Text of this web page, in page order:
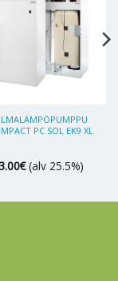
PC SOL EK9 XL
€ (alv 25.5%)